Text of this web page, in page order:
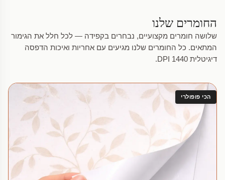
החומרים שלנו
שלושה חומרים מקצועיים, נבחרים בקפידה — לכל חלל את הגימור
המתאים. כל החומרים שלנו מגיעים עם אחריות ואיכות הדפסה
דיגיטלית 1440 DPI.
הכי פופולרי